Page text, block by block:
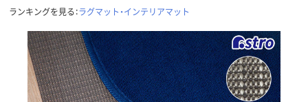
ランキングを見る：ラグマット・インテリアマット